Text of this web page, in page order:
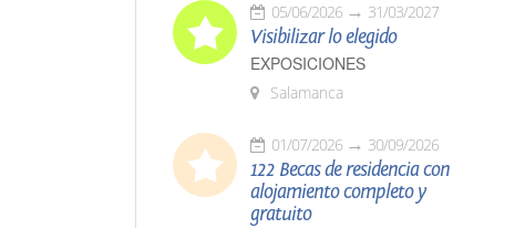
05/06/2026 31/03/2027
Visibilizar lo elegido
EXPOSICIONES
Salamanca
01/07/2026 30/09/2026
122 Becas de residencia con
alojamiento completo y
gratuito